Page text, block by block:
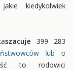
kiedykolwiek
szacuje 399 283
lub o
to rodowici